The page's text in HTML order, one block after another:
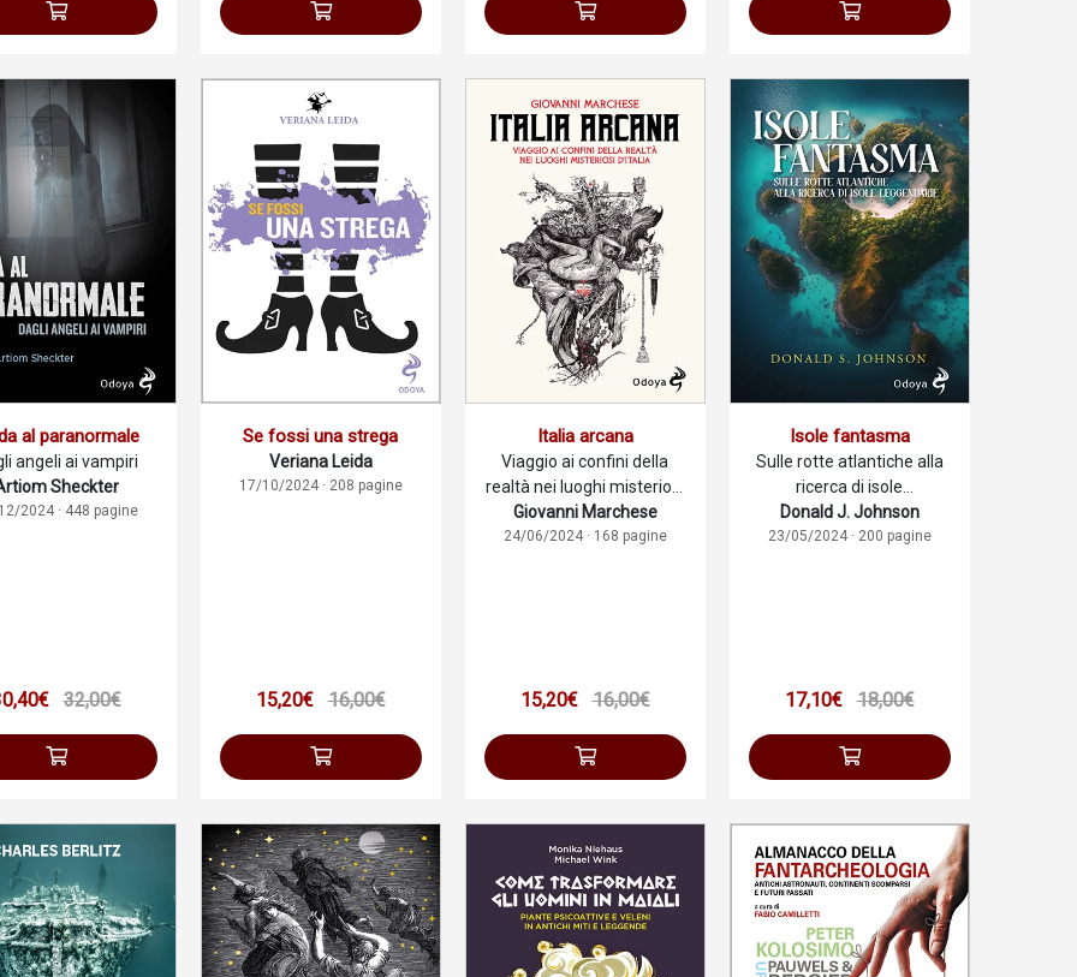
al paranormale
angeli ai vampiri
Sheckter
2024 · 448 pagine
32,00€
Se fossi una strega
Veriana Leida
17/10/2024 · 208 pagine
15,20€ 16,00€
Italia arcana
Viaggio ai confini della
realtà nei luoghi misteriosi
d'Italia
Giovanni Marchese
24/06/2024 · 168 pagine
15,20€ 16,00€
Isole fantasma
Sulle rotte atlantiche alla
ricerca di isole
leggendarie
Donald J. Johnson
23/05/2024 · 200 pagine
17,10€ 18,00€